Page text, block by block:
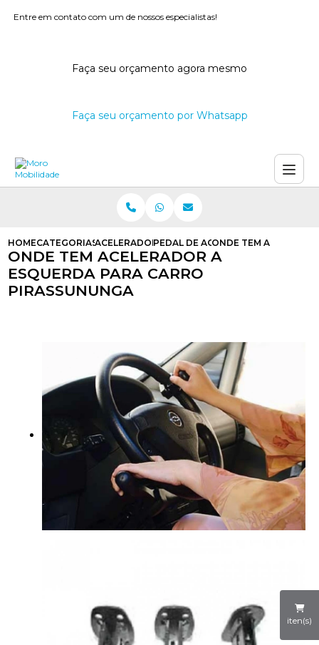
Entre em contato com um de nossos especialistas!
Faça seu orçamento agora mesmo
Faça seu orçamento por Whatsapp
iten(s)
HOMECATEGORIASACELERADORES A ESQUERDA
PEDAL DE ACELERADOR A
ONDE TEM
ONDE TEM ACELERADOR A
ESQUERDA PARA CARRO
PIRASSUNUNGA